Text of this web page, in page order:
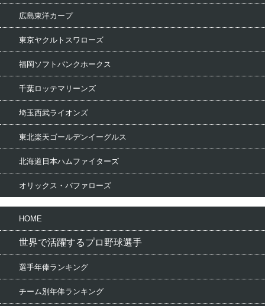
広島東洋カープ
東京ヤクルトスワローズ
福岡ソフトバンクホークス
千葉ロッテマリーンズ
埼玉西武ライオンズ
東北楽天ゴールデンイーグルス
北海道日本ハムファイターズ
オリックス・バファローズ
HOME
世界で活躍するプロ野球選手
選手年俸ランキング
チーム別年俸ランキング